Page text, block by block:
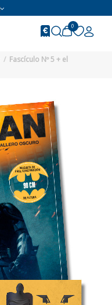
0
Fascículo Nº 5 + el